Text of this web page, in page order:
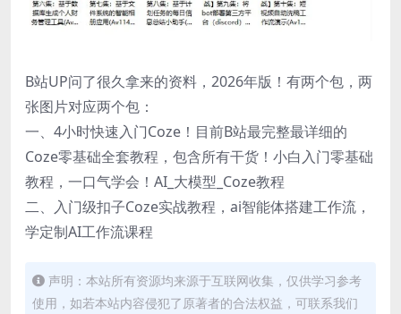
B站UP问了很久拿来的资料，2026年版！有两个包，两
张图片对应两个包：
一、4小时快速入门Coze！目前B站最完整最详细的
Coze零基础全套教程，包含所有干货！小白入门零基础
教程，一口气学会！AI_大模型_Coze教程
二、入门级扣子Coze实战教程，ai智能体搭建工作流，
学定制AI工作流课程
声明：本站所有资源均来源于互联网收集，仅供学习参考
使用，如若本站内容侵犯了原著者的合法权益，可联系我们